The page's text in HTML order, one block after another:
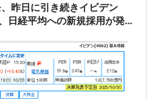
昨日に引き続きイビデン
日経平均への新規採用が発